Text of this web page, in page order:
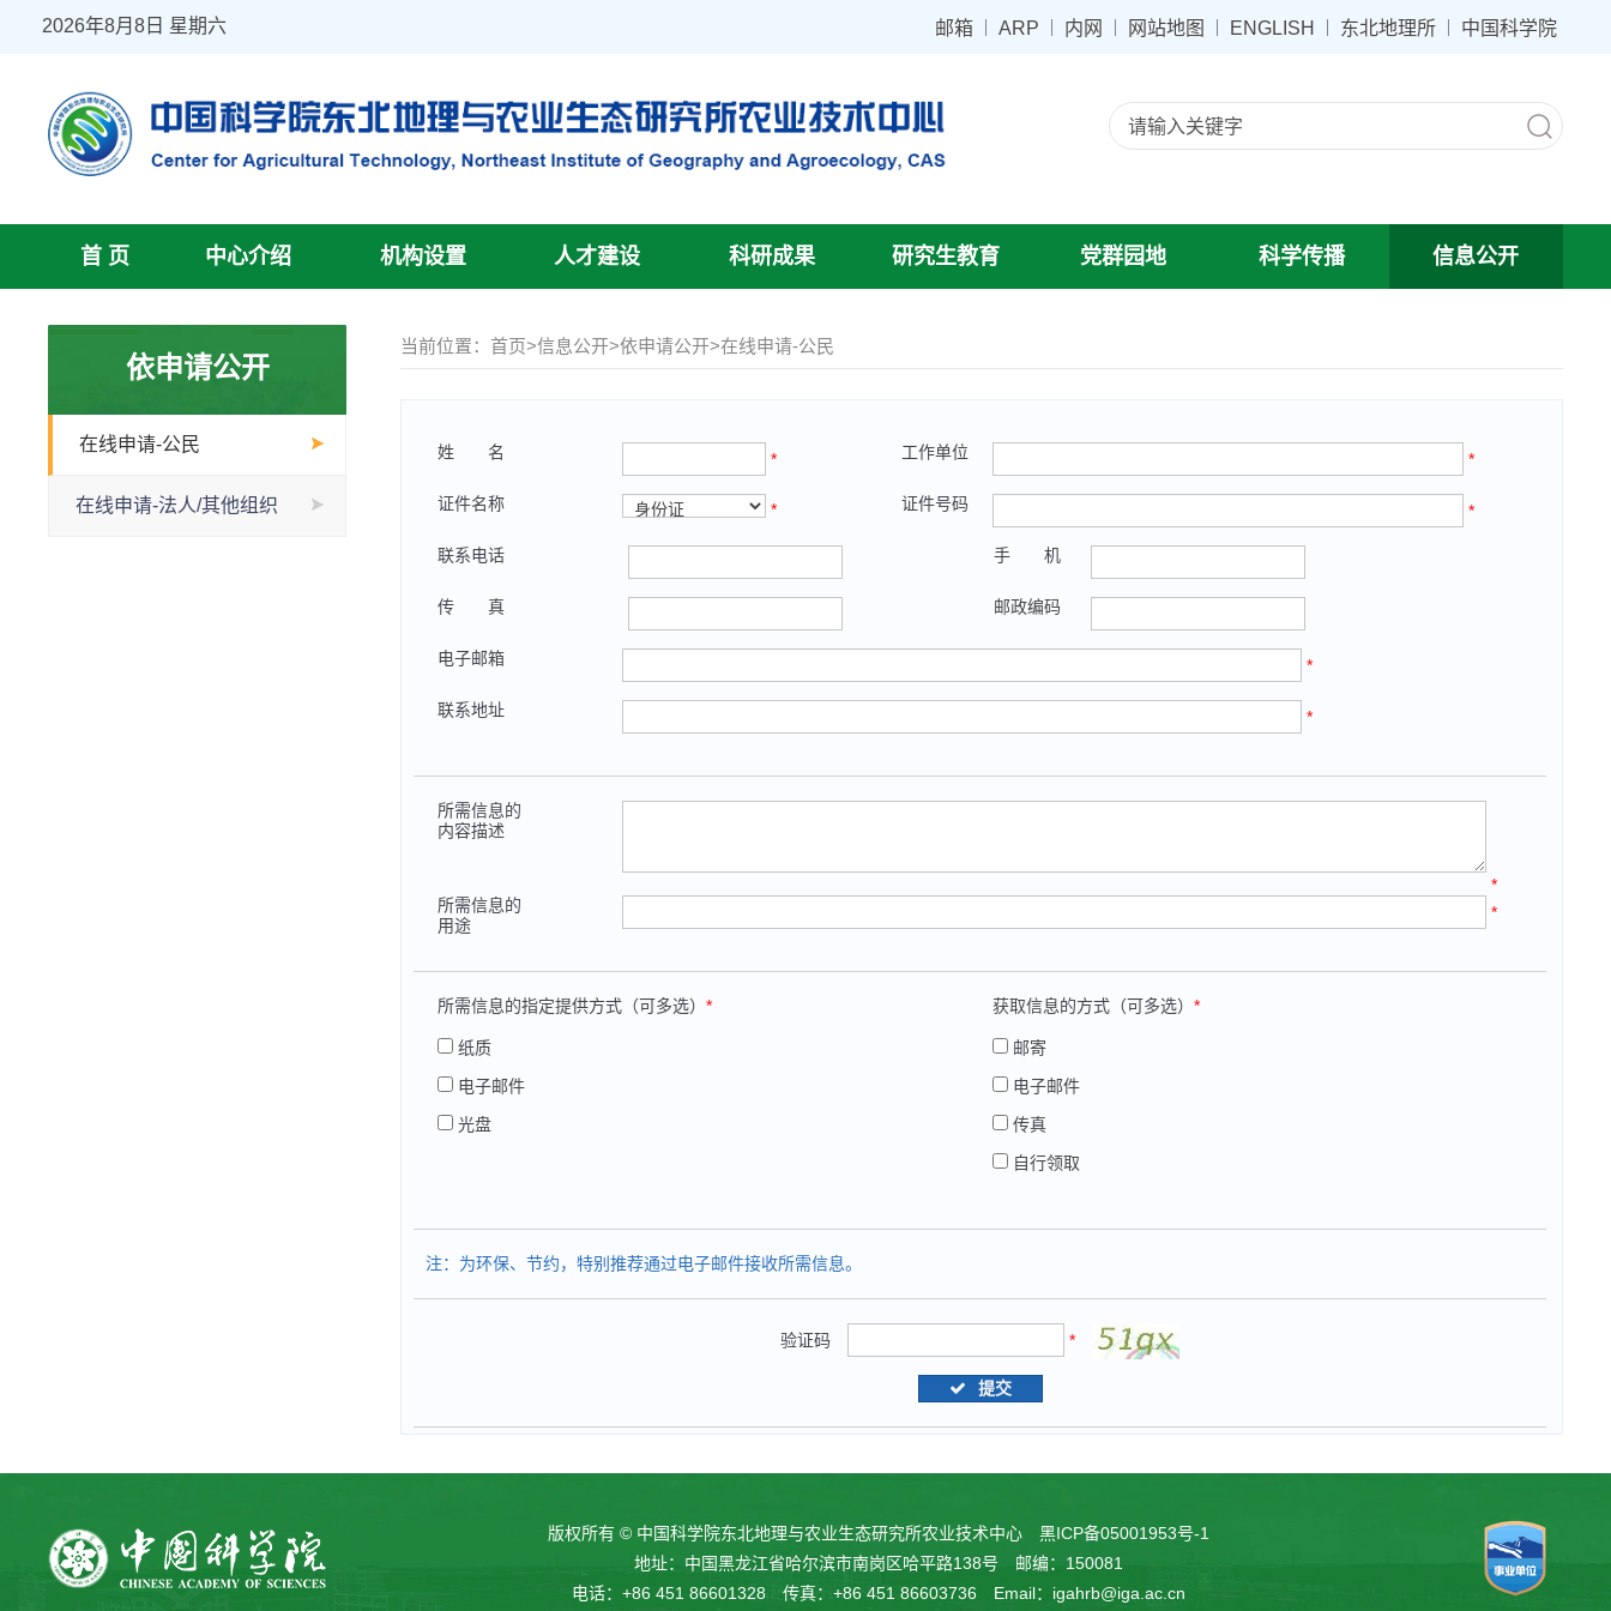
2026年8月8日 星期六 邮箱 ARP 内网 网站地图 ENGLISH 东北地理所 中国科学院
首 页 中心介绍 机构设置 人才建设 科研成果 研究生教育 党群园地 科学传播 信息公开
依申请公开
在线申请-公民
在线申请-法人/其他组织
当前位置：首页>信息公开>依申请公开>在线申请-公民
姓 名 * 工作单位 *
证件名称 * 证件号码 *
联系电话 手 机
传 真 邮政编码
电子邮箱 *
联系地址 *
所需信息的
内容描述
*
所需信息的
用途
*
所需信息的指定提供方式（可多选）*
纸质
电子邮件
光盘
获取信息的方式（可多选） *
邮寄
电子邮件
传真
自行领取
注：为环保、节约，特别推荐通过电子邮件接收所需信息。
验证码 *
提交
版权所有 © 中国科学院东北地理与农业生态研究所农业技术中心黑ICP备05001953号-1
地址：中国黑龙江省哈尔滨市南岗区哈平路138号 邮编：150081
电话：+86 451 86601328 传真：+86 451 86603736 Email： igahrb@iga.ac.cn